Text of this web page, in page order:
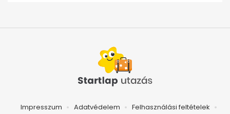
Impresszum Adatvédelem Felhasználási feltételek